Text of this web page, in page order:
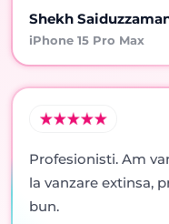
Shekh
iPhone 15 Pro Max
Profesionisti. Am
la vanzare extinsa,
bun.